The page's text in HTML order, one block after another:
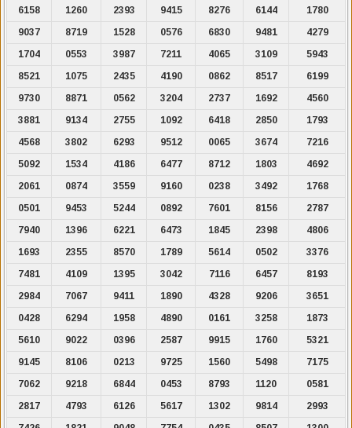
6158
1260 2393 9415 8276 6144
1780
9037
8719 1528 0576 6830 9481
4279
1704
0553 3987 7211 4065 3109
5943
8521
1075 2435 4190 0862 8517
6199
9730
8871 0562 3204 2737 1692
4560
3881
9134 2755 1092 6418 2850
1793
4568
3802 6293 9512 0065 3674
7216
5092
1534 4186 6477 8712 1803
4692
2061
0874 3559 9160 0238 3492
1768
0501
9453 5244 0892 7601 8156
2787
7940
1396 6221 6473 1845 2398
4806
1693
2355 8570 1789 5614 0502
3376
7481
4109 1395 3042 7116 6457
8193
2984
7067 9411 1890 4328 9206
3651
0428
6294 1958 4890 0161 3258
1873
5610
9022 0396 2587 9915 1760
5321
9145
8106 0213 9725 1560 5498
7175
7062
9218 6844 0453 8793 1120
0581
2817
4793 6126 5617 1302 9814
2993